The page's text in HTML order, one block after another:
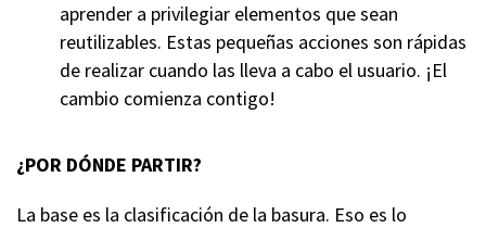
aprender a privilegiar elementos que sean
reutilizables. Estas pequeñas acciones son rápidas
de realizar cuando las lleva a cabo el usuario. ¡El
cambio comienza contigo!
¿POR DÓNDE PARTIR?
La base es la clasificación de la basura. Eso es lo